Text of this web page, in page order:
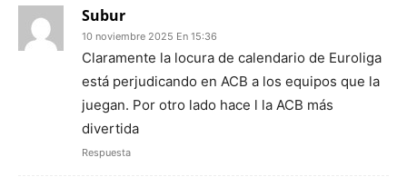
Subur
10 noviembre 2025 En 15:36
Claramente la locura de calendario de Euroliga
está perjudicando en ACB a los equipos que la
juegan. Por otro lado hace l la ACB más
divertida
Respuesta